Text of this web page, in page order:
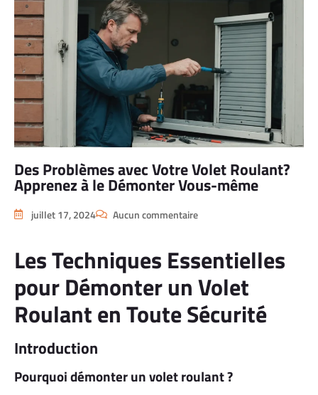
Des Problèmes avec Votre Volet Roulant?
Apprenez à le Démonter Vous-même
juillet 17, 2024 Aucun commentaire
Les Techniques Essentielles
pour Démonter un Volet
Roulant en Toute Sécurité
Introduction
Pourquoi démonter un volet roulant ?